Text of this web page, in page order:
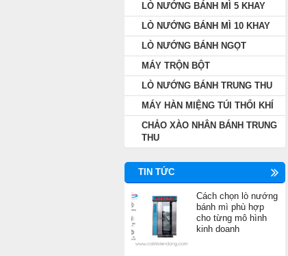
LÒ NƯỚNG BÁNH MÌ 5 KHAY
LÒ NƯỚNG BÁNH MÌ 10 KHAY
LÒ NƯỚNG BÁNH NGỌT
MÁY TRỘN BỘT
LÒ NƯỚNG BÁNH TRUNG THU
MÁY HÀN MIỆNG TÚI THỔI KHÍ
CHẢO XÀO NHÂN BÁNH TRUNG
THU
TIN TỨC
Cách chọn lò nướng
bánh mì phù hợp
cho từng mô hình
kinh doanh